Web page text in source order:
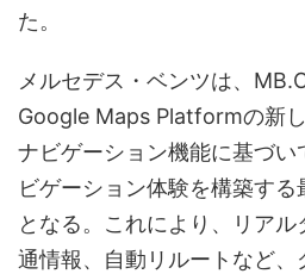
た。
メルセデス・ベンツは、
Google Maps Platformの新
ナビゲーション機能に基づ
ビゲーション体験を構築す
となる。これにより、リア
通情報、自動リルートなど